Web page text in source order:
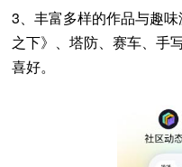
3、丰富多样的作品与趣
之下》、塔防、赛车、手
喜好。